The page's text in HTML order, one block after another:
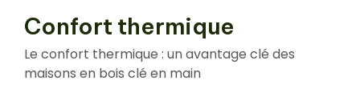
Confort thermique
Le confort thermique : un avantage clé des
maisons en bois clé en main